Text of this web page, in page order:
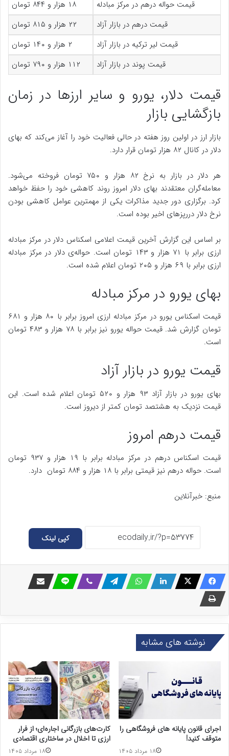
قیمت حواله درهم در مرکز مبادله
۱۸ هزار و ۸۴۴ تومان
قیمت درهم در بازار آزاد
۲۲ هزار و ۸۱۵ تومان
قیمت لیر ترکیه در بازار آزاد
۲ هزار و ۱۴۰ تومان
قیمت پوند در بازار آزاد
۱۱۲ هزار و ۷۹۰ تومان
قیمت دلار، یورو و سایر ارزها در زمان
بازگشایی بازار
بازار ارز در اولین روز هفته در حالی فعالیت خود را آغاز می‌کند که بهای
دلار در کانال ۸۲ هزار تومان قرار دارد.
هر دلار در بازار به نرخ ۸۲ هزار و ۷۵۰ تومان فروخته می‌شود.
معامله‌گران معتقدند بهای دلار امروز روند کاهشی خود را حفظ خواهد
کرد. برگزاری دور جدید مذاکرات یکی از مهمترین عوامل کاهشی بودن
نرخ دلار دررپزهای اخیر بوده است.
بر اساس این گزارش آخرین قیمت اعلامی اسکناس دلار در مرکز مبادله
ارزی برابر با ۷۱ هزار و ۱۴۳ تومان است. حواله‌ی دلار در مرکز مبادله
ارزی برابر با ۶۹ هزار و ۲۰۵ تومان اعلام شده است.
بهای یورو در مرکز مبادله
قیمت اسکناس یورو در مرکز مبادله ارزی امروز برابر با ۸۰ هزار و ۶۸۱
تومان گزارش شد. قیمت حواله یورو نیز برابر با ۷۸ هزار و ۴۸۳ تومان
است.
قیمت یورو در بازار آزاد
بهای یورو در بازار آزاد ۹۳ هزار و ۵۲۰ تومان اعلام شده است. این
قیمت نزدیک به هشتصد تومان کمتر از دیروز است.
قیمت درهم امروز
قیمت اسکناس درهم در مرکز مبادله برابر با ۱۹ هزار و ۹۳۷ تومان
است. حواله درهم نیز قیمتی برابر با ۱۸ هزار و ۸۸۴ تومان دارد.
منبع: خبرآنلاین
کپی لینک
نوشته های مشابه
کارت‌های بازرگانی اجاره‌ای؛ از فرار
ارزی تا اخلال در ساختاری اقتصادی
۱۸ مرداد ۱۴۰۵
اجرای قانون پایانه های فروشگاهی را
متوقف کنید!
۱۸ مرداد ۱۴۰۵